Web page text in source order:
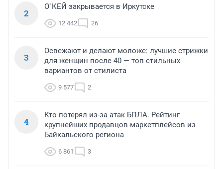
2
О`КЕЙ закрывается в Иркутске
12 442 26
3
Освежают и делают моложе: лучшие стрижки
для женщин после 40 — топ стильных
вариантов от стилиста
9 577 2
4
Кто потерял из-за атак БПЛА. Рейтинг
крупнейших продавцов маркетплейсов из
Байкальского региона
6 861 3